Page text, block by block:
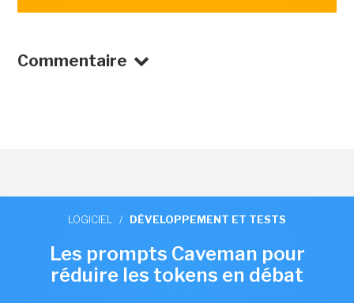
Commentaire
LOGICIEL / DÉVELOPPEMENT ET TESTS
Les prompts Caveman pour
réduire les tokens en débat